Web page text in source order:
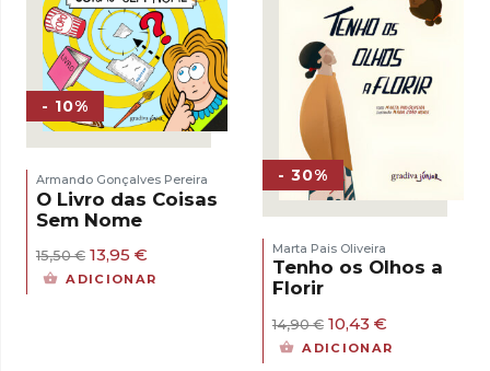
- 10%
Armando Gonçalves Pereira
O Livro das Coisas
Sem Nome
15,50€ O
preço
13,95 €
preço
ADICIONAR
- 30%
Marta Pais Oliveira
Tenho os Olhos a
Florir
14,90€ O
preço
original
10,43 €
preço
atual
ADICIONAR